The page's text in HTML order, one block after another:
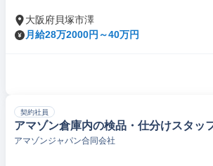
大阪府貝塚市澤
月給28万2000円～40万円
契約社員
アマゾン倉庫内の検品・仕分けスタ
アマゾンジャパン合同会社